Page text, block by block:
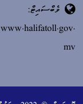
ވެބްސައިޓް:
www.halifatoll.gov.
mv